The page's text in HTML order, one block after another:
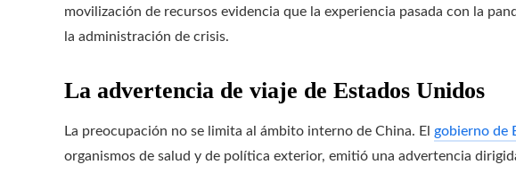
movilización de recursos evidencia que la experiencia pasada con la
la administración de crisis.
La advertencia de viaje de Estados Unidos
La preocupación no se limita al ámbito interno de China. El gobierno de
organismos de salud y de política exterior, emitió una advertencia